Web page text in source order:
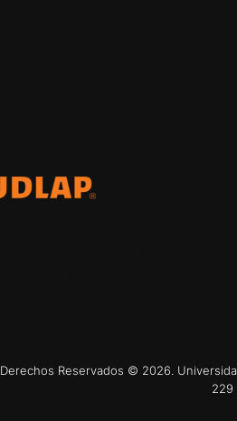
Derechos Reservados © 2026.
229